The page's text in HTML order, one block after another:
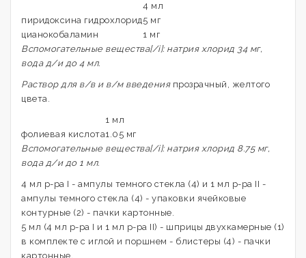
4 мл
пиридоксина гидрохлорид5 мг
цианокобаламин
1 мг
Вспомогательные вещества[/i]: натрия хлорид 34 мг,
вода д/и до 4 мл.
Раствор для в/в и в/м введенияпрозрачный, желтого
цвета.
1 мл
фолиевая кислота1.05 мг
Вспомогательные вещества[/i]: натрия хлорид 8.75 мг,
вода д/и до 1 мл.
4 мл р-ра I - ампулы темного стекла (4) и 1 мл р-ра II -
ампулы темного стекла (4) - упаковки ячейковые
контурные (2) - пачки картонные.
5 мл (4 мл р-ра I и 1 мл р-ра II) - шприцы двухкамерные (1)
в комплекте с иглой и поршнем - блистеры (4) - пачки
картонные.